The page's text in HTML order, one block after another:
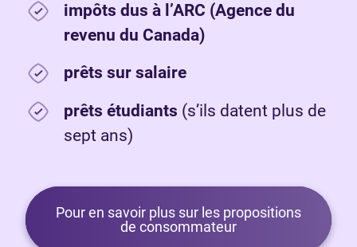
impôts dus à l’ARC (Agence du
revenu du Canada)
prêts sur salaire
prêts étudiants (s’ils datent plus de
sept ans)
Pour en savoir plus sur les propositions
de consommateur